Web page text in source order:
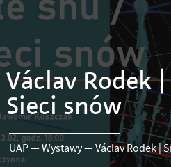
Václav Rodek
Sieci snów
UAP—Wystawy—Václav Rodek |